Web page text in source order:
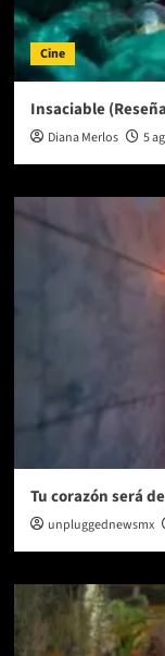
Cine
Insaciable
Diana Merlos 5
Tu corazón será
unpluggednewsmx